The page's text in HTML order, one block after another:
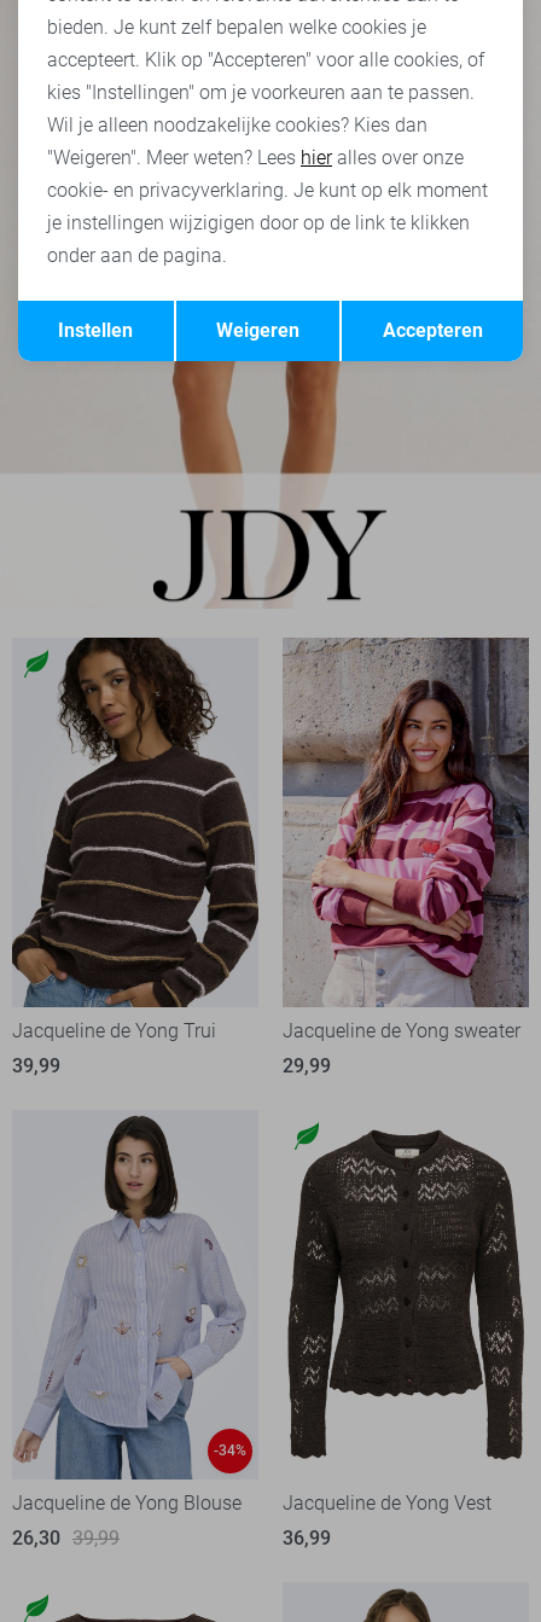
Jacqueline de Yong Trui
39,99
Jacqueline de Yong sweater
29,99
-34%
Jacqueline de Yong Blouse
26,30 39,99
Jacqueline de Yong Vest
36,99
Terug Opslaan
bieden. Je kunt zelf bepalen welke cookies je
accepteert. Klik op "Accepteren" voor alle cookies, of
kies "Instellingen" om je voorkeuren aan te passen.
Wil je alleen noodzakelijke cookies? Kies dan
"Weigeren". Meer weten? Lees hieralles over onze
cookie- en privacyverklaring. Je kunt op elk moment
je instellingen wijzigigen door op de link te klikken
onder aan de pagina.
Accepteren
Weigeren
Instellen